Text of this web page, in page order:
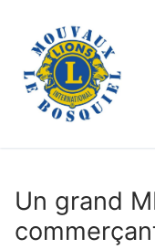
contenu
Un grand